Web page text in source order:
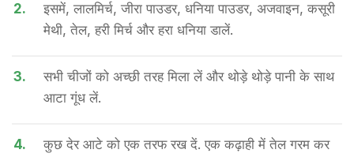
2.
इसमें, लालमिर्च, जीरा पाउडर, धनिया पाउडर, अजवाइन, कसूरी
मेथी, तेल, हरी मिर्च और हरा धनिया डालें.
3.
सभी चीजों को अच्छी तरह मिला लें और थोड़े थोड़े पानी के साथ
आटा गूंध लें.
4.
कुछ देर आटे को एक तरफ रख दें. एक कढ़ाही में तेल गरम कर